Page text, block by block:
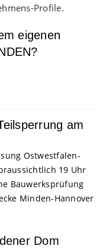
Profile.
eigenen
am
Ostwestfalen-
19 Uhr
Bauwerksprüfung
Minden-Hannover
Dom